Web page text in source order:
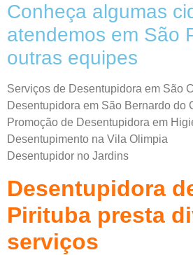
Conheça algumas
atendemos em São
outras equipes
Serviços de Desentupidora em São
Desentupidora em São Bernardo do
Promoção de Desentupidora em
Desentupimento na Vila Olimpia
Desentupidor no Jardins
Desentupidora
Pirituba presta
serviços